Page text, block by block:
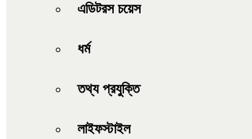
এডিটরস চয়েস
ধর্ম
তথ্য প্রযুক্তি
লাইফস্টাইল